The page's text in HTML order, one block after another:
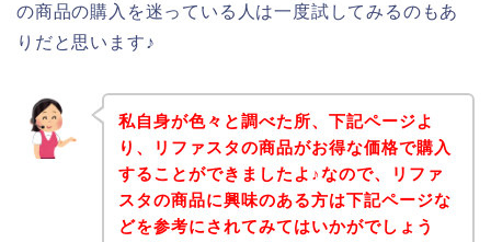
の商品の購入を迷っている人は一度試してみるのもあ
りだと思います♪
私自身が色々と調べた所、下記ページよ
り、リファスタの商品がお得な価格で購入
することができましたよ♪なので、リファ
スタの商品に興味のある方は下記ページな
どを参考にされてみてはいかがでしょう